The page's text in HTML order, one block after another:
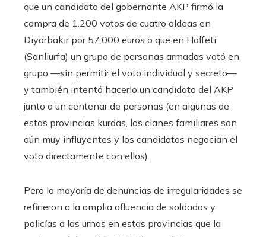
que un candidato del gobernante AKP firmó la
compra de 1.200 votos de cuatro aldeas en
Diyarbakir por 57.000 euros o que en Halfeti
(Sanliurfa) un grupo de personas armadas votó en
grupo —sin permitir el voto individual y secreto—
y también intentó hacerlo un candidato del AKP
junto a un centenar de personas (en algunas de
estas provincias kurdas, los clanes familiares son
aún muy influyentes y los candidatos negocian el
voto directamente con ellos).
Pero la mayoría de denuncias de irregularidades se
refirieron a la amplia afluencia de soldados y
policías a las urnas en estas provincias que la